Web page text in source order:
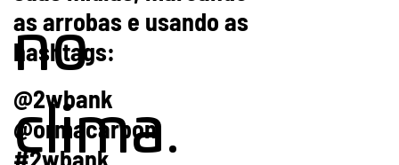
no
clima.
as arrobas e usando as
hashtags:
@2wbank
@ormacarbon
#2wbank